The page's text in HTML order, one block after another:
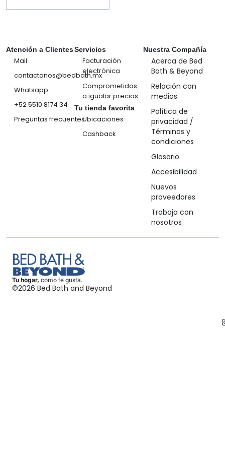
Atención a Clientes
Mail
contactanos@bedbath.mx
Whatsapp
+52 5510 8174 34
Preguntas frecuentes
Servicios
Facturación
electrónica
Comprometidos
a igualar precios
Tu tienda favorita
Ubicaciones
Cashback
Nuestra Compañía
Acerca de Bed
Bath & Beyond
Relación con
medios
Política de
privacidad /
Términos y
condiciones
Glosario
Accesibilidad
Nuevos
proveedores
Trabaja con
nosotros
Tu hogar, como te gusta.
©2026 Bed Bath and Beyond